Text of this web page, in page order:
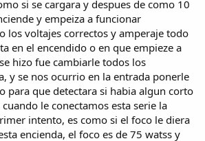
si se cargara y despues de como 10
y empeiza a funcionar
los voltajes correctos y amperaje todo
en el encendido o en que empieze a
hizo fue cambiarle todos los
y se nos ocurrio en la entrada ponerle
para que detectara si habia algun corto
le conectamos esta serie la
intento, es como si el foco le diera
encienda, el foco es de 75 watss y